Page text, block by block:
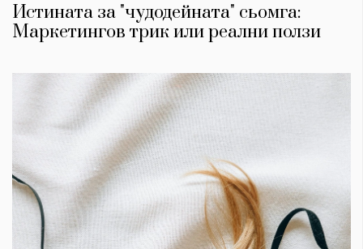
Истината за "чудодейната" сьомга:
Маркетингов трик или реални ползи